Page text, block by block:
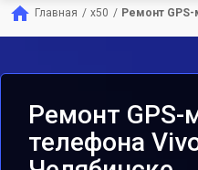
Главная / x50 / Ремонт
Ремонт GPS-
телефона